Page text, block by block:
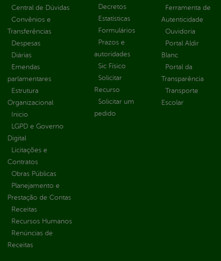
Central de Dúvidas
Convênios e
Transferências
Despesas
Diárias
Emendas
parlamentares
Estrutura
Organizacional
Inicio
LGPD e Governo
Digital
Licitações e
Contratos
Obras Públicas
Planejamento e
Prestação de Contas
Receitas
Recursos Humanos
Renúncias de
Receitas
Decretos
Estatísticas
Formulários
Prazos e
autoridades
Sic Físico
Solicitar
Recurso
Solicitar um
pedido
Ferramenta de
Autenticidade
Ouvidoria
Portal Aldir
Blanc
Portal da
Transparência
Transporte
Escolar